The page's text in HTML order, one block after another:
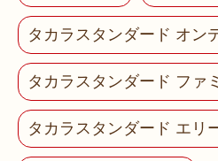
タカラスタンダード オン
タカラスタンダード ファ
タカラスタンダード エリ